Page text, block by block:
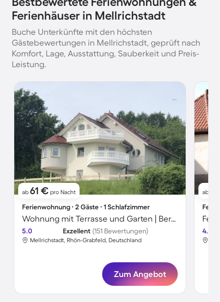
Ferienhäuser in Mellrichstadt
Buche Unterkünfte mit den höchsten
Gästebewertungen in Mellrichstadt, geprüft nach
Komfort, Lage, Ausstattung, Sauberkeit und Preis-
Leistung.
ab 61 € pro Nacht
Ferienwohnung ∙ 2 Gäste ∙ 1 Schlafzimmer
Wohnung mit Terrasse und Garten | Bergblick
5.0 Exzellent (151 Bewertungen)
Mellrichstadt, Rhön-Grabfeld, Deutschland
Zum Angebot
ab
4.6